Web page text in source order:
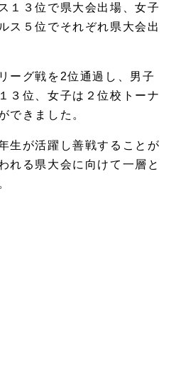
１３位で県大会出場、女子
ス５位でそれぞれ県大会出
ーグ戦を2位通過し、男子
３位、女子は２位校トーナ
できました。
生が活躍し善戦することが
れる県大会に向けて一層と